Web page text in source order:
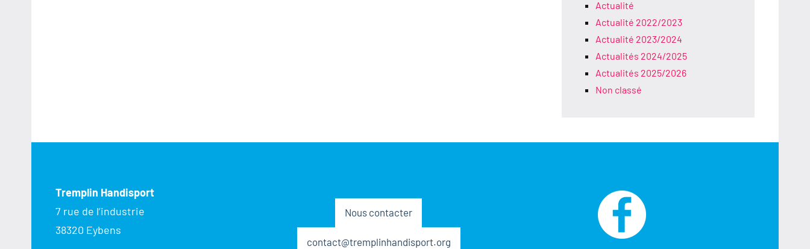
Actualité
Actualité 2022/2023
Actualité 2023/2024
Actualités 2024/2025
Actualités 2025/2026
Non classé
Tremplin Handisport
7 rue de l’industrie
38320 Eybens
Nous contacter
contact@tremplinhandisport.org